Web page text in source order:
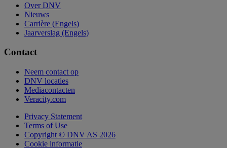
Over DNV
Nieuws
Carrière (Engels)
Jaarverslag (Engels)
Contact
Neem contact op
DNV locaties
Mediacontacten
Veracity.com
Privacy Statement
Terms of Use
Copyright © DNV AS 2026
Cookie informatie